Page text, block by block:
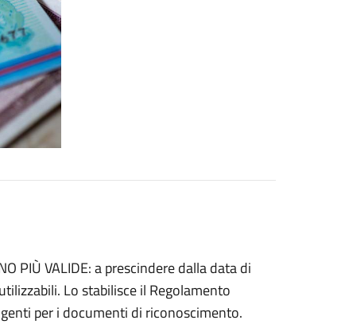
PIÙ VALIDE: a prescindere dalla data di
Lo stabilisce il Regolamento
per i documenti di riconoscimento.